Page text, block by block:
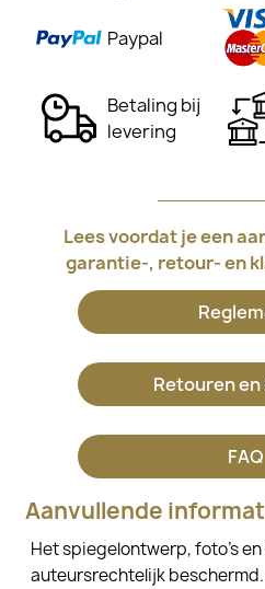
Paypal
Betaling bij
levering
Lees voordat je een
garantie-, retour- en
Retouren
FAQ
Aanvullende
Het spiegelontwerp, foto's
auteursrechtelijk